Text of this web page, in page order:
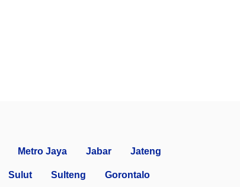
Metro Jaya Jabar Jateng
Sulut Sulteng Gorontalo